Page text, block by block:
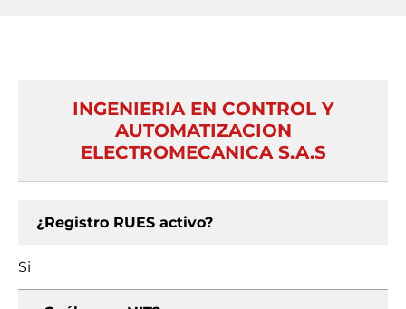
INGENIERIA EN CONTROL Y
AUTOMATIZACION
ELECTROMECANICA S.A.S
¿Registro RUES activo?
Si